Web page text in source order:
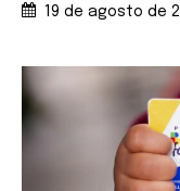
19 de agosto de